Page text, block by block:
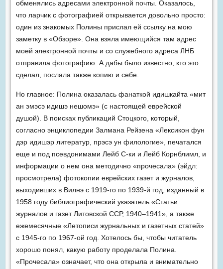
обменялись адресами электронной почты. Оказалось,
что ларчик с фотографией открывается довольно просто:
один из знакомых Полины прислал ей ссылку на мою
заметку в «Обзоре». Она взяла имеющийся там адрес
моей электронной почты и со служебного адреса ЛНБ
отправила фотографию. А дабы было известно, кто это
сделал, послала также копию и себе.
Но главное: Полина оказалась фанаткой идишкайта «мит
ан эмэсэ идишэ нешомэ» (с настоящей еврейской
душой). В поисках публикаций Стоцкого, который,
согласно энциклопедии Залмана Рейзена «Лексикон фун
дэр идишэр литератур, прэсэ ун филологие», печатался
еще и под псевдонимами Лейб С-ки и Лейб Корнблимл, и
информации о нем она методично «прочесала» (эйдл:
просмотрела) фотокопии еврейских газет и журналов,
выходивших в Вилнэ с 1919-го по 1939-й год, изданный в
1958 году библиографический указатель «Статьи
журналов и газет Литовской ССР, 1940–1941», а также
ежемесячные «Летописи журнальных и газетных статей»
с 1945-го по 1967-ой год. Хотелось бы, чтобы читатель
хорошо понял, какую работу проделала Полина.
«Прочесала» означает, что она открыла и внимательно